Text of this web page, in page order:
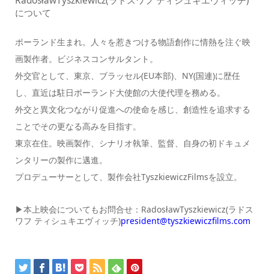
について
ポーランド生まれ。人々を惹きつける物語創作に情熱を注ぐ映
画製作者。ビジネスコンサルタント。
外交官として、東京、ブラッセル(EU本部)、NY(国連)に歴任
し、直近は駐日ポーランド大使館の大使代理を務める。
外交と異文化つながり促進への使命を感じ、創造性を追求する
ことでその更なる高みを目指す。
東京在住。映画製作、シナリオ執筆、監督、自身の初ドキュメ
ンタリーの製作に邁進。
プロデューサーとして、製作会社TyszkiewiczFilmsを設立。
▶︎本上映会についてもお問合せ：RadosławTyszkiewicz(ラドス
ワフ ティシュキエヴィッチ)president@tyszkiewiczfilms.com